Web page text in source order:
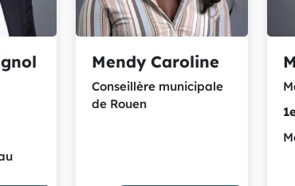
Mendy Caroline
Conseillère municipale
de Rouen